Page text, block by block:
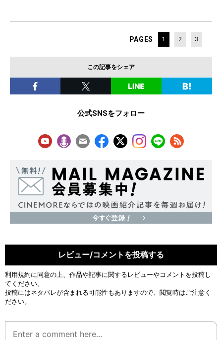
PAGES 1 2 3
この記事をシェア
公式SNSをフォロー
レビュー/コメントを投稿する
利用規約に同意の上、作品や記事に関するレビューやコメントを投稿し
てください。
投稿にはネタバレが含まれる可能性もありますので、閲覧時はご注意く
ださい。